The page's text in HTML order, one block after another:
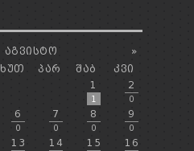
»
ᲐᲒᲕᲘᲡᲢᲝ
ᲮᲣᲗ ᲞᲐᲠ ᲨᲐᲑ
ᲙᲕᲘ
1
1
2
0
6
0
7
0
8
0
9
0
13 14 15 16